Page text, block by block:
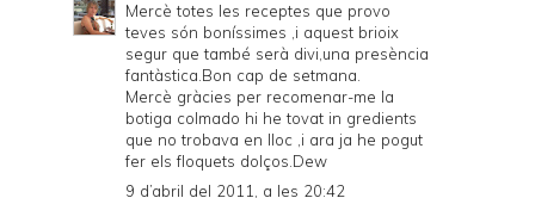
Mercè totes les receptes que provo
teves són boníssimes ,i aquest brioix
segur que també serà divi,una presència
fantàstica.Bon cap de setmana.
Mercè gràcies per recomenar-me la
botiga colmado hi he tovat in gredients
que no trobava en lloc ,i ara ja he pogut
fer els floquets dolços.Dew
9 d’abril del 2011, a les 20:42